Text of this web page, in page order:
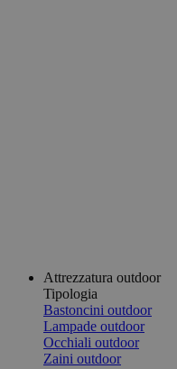
Attrezzatura outdoor
Tipologia
Bastoncini outdoor
Lampade outdoor
Occhiali outdoor
Zaini outdoor